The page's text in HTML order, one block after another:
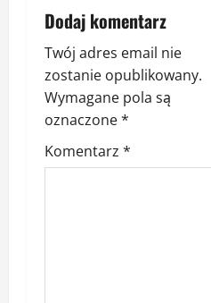
w
p
i
s
y
Dodaj komentarz
Twój adres email nie
zostanie opublikowany.
Wymagane pola są
oznaczone*
Komentarz *